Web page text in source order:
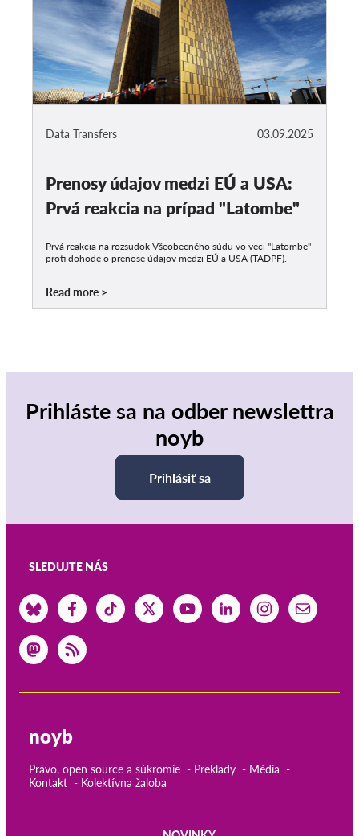
03.09.2025
Data Transfers
Prenosy údajov medzi EÚ a USA:
Prvá reakcia na prípad "Latombe"
Prvá reakcia na rozsudok Všeobecného súdu vo veci "Latombe"
proti dohode o prenose údajov medzi EÚ a USA (TADPF).
Read more
Prihláste sa na odber newslettra
noyb
Prihlásiť sa
SLEDUJTE NÁS
noyb
Právo, open source a súkromie Preklady
Média
Kontakt
Kolektívna žaloba